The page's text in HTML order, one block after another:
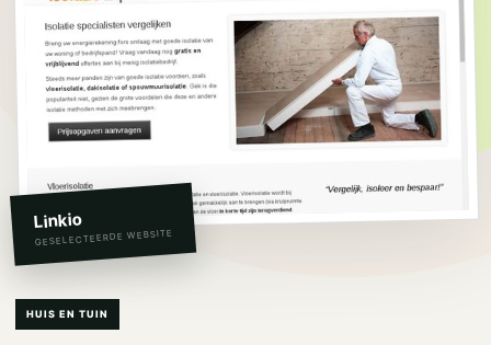
Linkio
GESELECTEERDE WEBSITE
HUIS EN TUIN